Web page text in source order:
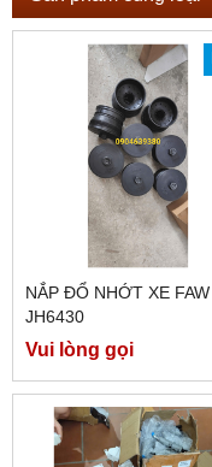
NẮP ĐỔ NHỚT XE FAW
JH6430
Vui lòng gọi